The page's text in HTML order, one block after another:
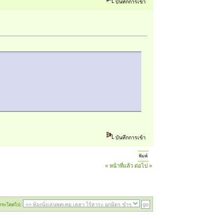
บันทึกการเข้า
บันทึกการเข้า
พิมพ์
« หน้าที่แล้ว ต่อไป »
ระโดดไป: